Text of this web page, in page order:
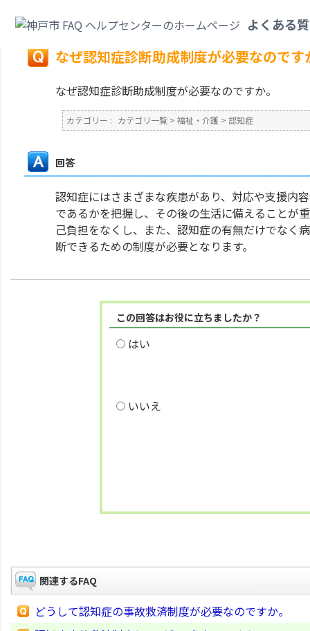
よくある
戻る
なぜ認知症診断助成制度が必要なのです
なぜ認知症診断助成制度が必要なのですか。
カテゴリー : カテゴリ一覧 > 福祉・介護 > 認知症
回答
認知症にはさまざまな疾患があり、対応や支援内
であるかを把握し、その後の生活に備えることが
己負担をなくし、また、認知症の有無だけでなく
断できるための制度が必要となります。
この回答はお役に立ちましたか？
はい
いいえ
関連するFAQ
どうして認知症の事故救済制度が必要なのですか。